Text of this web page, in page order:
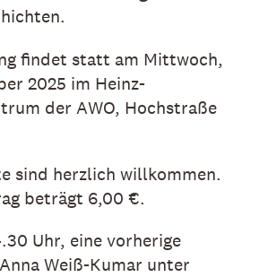
findet statt am Mittwoch,
2025 im Heinz-
der AWO, Hochstraße
sind herzlich willkommen.
beträgt 6,00 €.
Uhr, eine vorherige
Weiß-Kumar unter